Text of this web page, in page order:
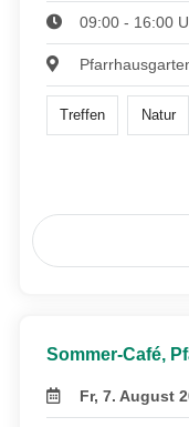
09:00 - 16:00
Treffen Natur
Sommer-Café,
Fr, 7. August